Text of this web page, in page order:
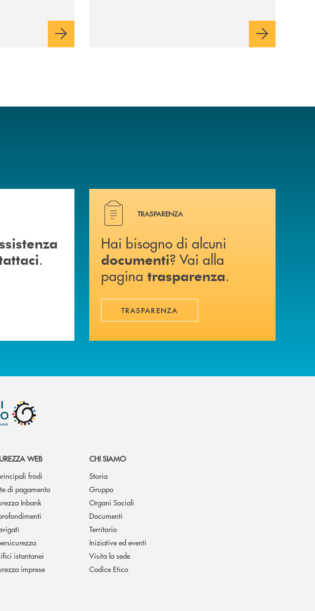
Contattaci .
.
Hai bisogno di alcuni documenti ? Vai alla pagina
TRASPARENZA
Hai bisogno di alcuni
documenti? Vai alla
pagina trasparenza.
TRASPARENZA
WEB
frodi
di pagamento
Inbank
istantanei
imprese
CHI SIAMO
Storia
Gruppo
Organi Sociali
Documenti
Territorio
Iniziative ed eventi
Visita la sede
Codice Etico